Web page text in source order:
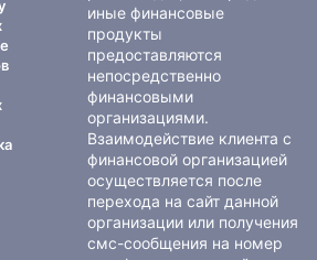
иные финансовые
продукты
предоставляются
непосредственно
финансовыми
организациями.
Взаимодействие клиента с
финансовой организацией
осуществляется после
перехода на сайт данной
организации или получения
смс-сообщения на номер